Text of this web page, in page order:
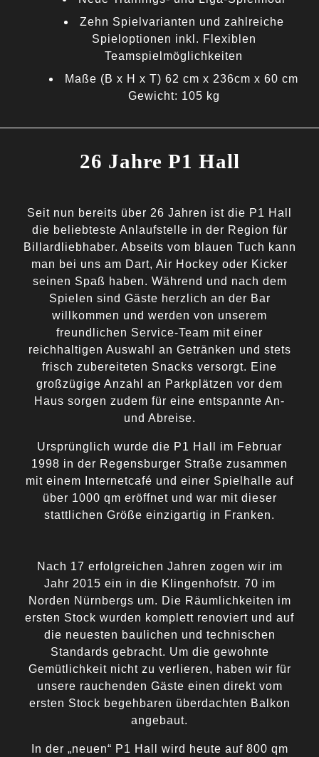
Zehn Spielvarianten und zahlreiche
Spieloptionen inkl. Flexiblen
Teamspielmöglichkeiten
Maße (B x H x T) 62 cm x 236cm x 60 cm
Gewicht: 105 kg
26 Jahre P1 Hall
Seit nun bereits über 26 Jahren ist die P1 Hall
die beliebteste Anlaufstelle in der Region für
Billardliebhaber. Abseits vom blauen Tuch kann
man bei uns am Dart, Air Hockey oder Kicker
seinen Spaß haben. Während und nach dem
Spielen sind Gäste herzlich an der Bar
willkommen und werden von unserem
freundlichen Service-Team mit einer
reichhaltigen Auswahl an Getränken und stets
frisch zubereiteten Snacks versorgt. Eine
großzügige Anzahl an Parkplätzen vor dem
Haus sorgen zudem für eine entspannte An-
und Abreise.
Ursprünglich wurde die P1 Hall im Februar
1998 in der Regensburger Straße zusammen
mit einem Internetcafé und einer Spielhalle auf
über 1000 qm eröffnet und war mit dieser
stattlichen Größe einzigartig in Franken.
Nach 17 erfolgreichen Jahren zogen wir im
Jahr 2015 ein in die Klingenhofstr. 70 im
Norden Nürnbergs um. Die Räumlichkeiten im
ersten Stock wurden komplett renoviert und auf
die neuesten baulichen und technischen
Standards gebracht. Um die gewohnte
Gemütlichkeit nicht zu verlieren, haben wir für
unsere rauchenden Gäste einen direkt vom
ersten Stock begehbaren überdachten Balkon
angebaut.
In der „neuen“ P1 Hall wird heute auf 800 qm